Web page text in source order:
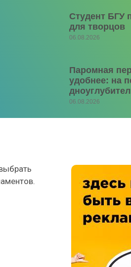
Студент БГУ
для творцов
06.08.2026
Паромная
удобнее: на
06.08.2026